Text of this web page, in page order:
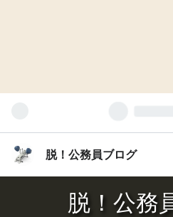
脱！公務員ブログ
脱！公務